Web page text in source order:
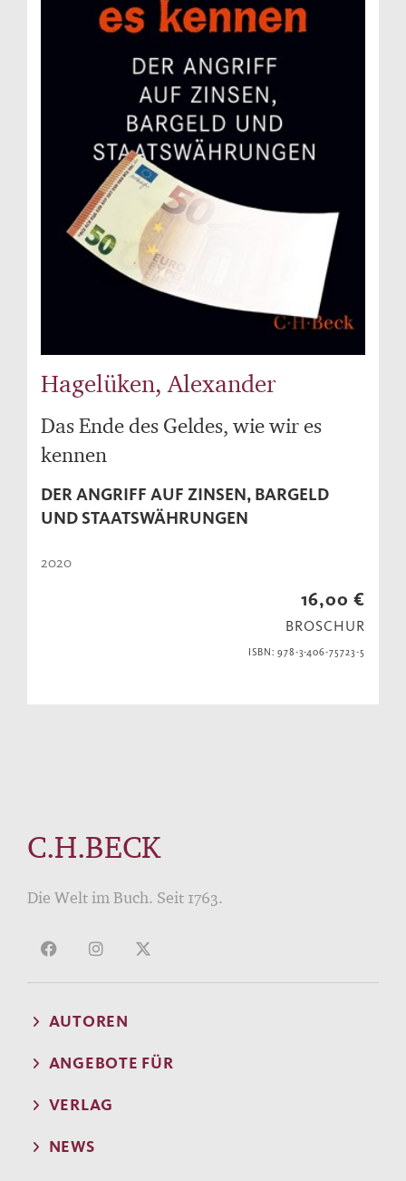
Hagelüken, Alexander
Das Ende des Geldes, wie wir es
kennen
DER ANGRIFF AUF ZINSEN, BARGELD
UND STAATSWÄHRUNGEN
2020
16,00 €
BROSCHUR
ISBN: 978-3-406-75723-5
C.H.BECK
Die Welt im Buch. Seit 1763.
AUTOREN
ANGEBOTE FÜR
VERLAG
NEWS